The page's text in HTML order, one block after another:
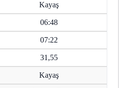
Kayaş
06:48
07:22
31,55
Kayaş